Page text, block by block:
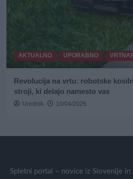
AKTUALNO UPORABNO
Revolucija na vrtu: robotske
stroji, ki delajo namesto vas
Urednik 10/04/2026
Spletni portal – novice iz Slovenije in